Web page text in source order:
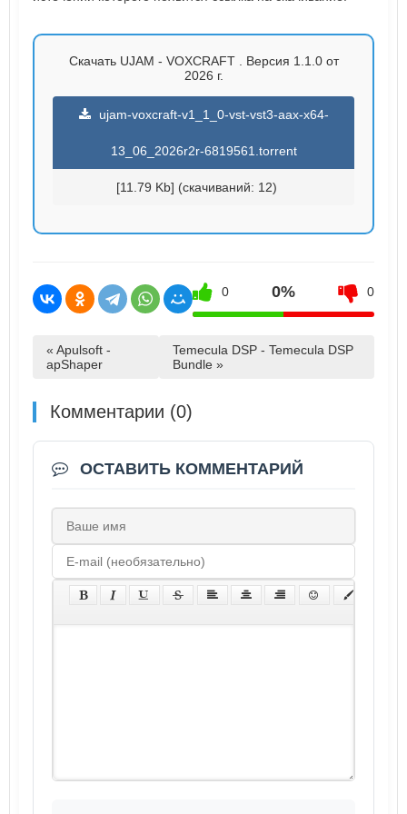
Скачать UJAM - VOXCRAFT . Версия 1.1.0 от
2026 г.
ujam-voxcraft-v1_1_0-vst-vst3-aax-x64-
13_06_2026r2r-6819561.torrent
[11.79 Kb] (cкачиваний: 12)
0 0% 0
« Apulsoft -
apShaper
Temecula DSP - Temecula DSP
Bundle »
Комментарии (0)
ОСТАВИТЬ КОММЕНТАРИЙ